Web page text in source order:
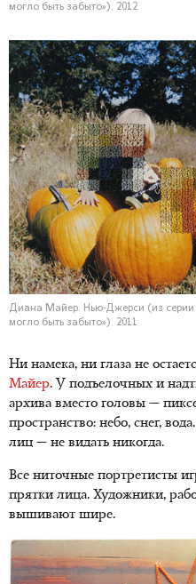
могло быть забыто»). 2012
Диана Майер. Нью-Джерси (из серии
могло быть забыто»). 2011
Ни намека, ни глаза не
Майер. У подъелочных и
архива вместо головы —
пространство: небо, снег,
лиц — не видать никогда.
Все ниточные портретисты
прятки лица. Художники,
вышивают шире.